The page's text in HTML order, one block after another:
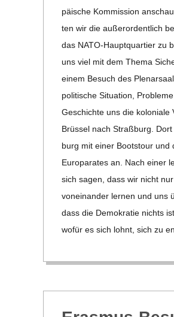
D
T
S
C
H
U
L
E
päi­sche Kom­mis­sion
ten wir die außer­or­dent­lich
das NATO-Haup­t­­quar­­tier zu
uns viel mit dem Thema
einem Besuch des
poli­ti­sche Situa­tion,
Geschichte uns die kolo­niale
Brüs­sel nach Straß­burg.
burg mit einer Boots­tour und
Euro­pa­ra­tes an. Nach einer
sich sagen, dass wir nicht
von­ein­an­der ler­nen und uns
dass die Demo­kra­tie nichts
wofür es sich lohnt, sich zu